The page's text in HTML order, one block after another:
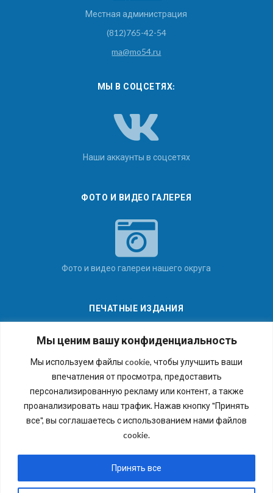
Мы ценим вашу конфиденциальность
Мы используем файлы cookie, чтобы улучшить ваши
впечатления от просмотра, предоставить
персонализированную рекламу или контент, а также
проанализировать наш трафик. Нажав кнопку "Принять
все", вы соглашаетесь с использованием нами файлов
cookie.
Принять все
Местная администрация
(812)765-42-54
ma@mo54.ru
МЫ В СОЦСЕТЯХ:
Наши аккаунты в соцсетях
ФОТО И ВИДЕО ГАЛЕРЕЯ
Фото и видео галереи нашего округа
ПЕЧАТНЫЕ ИЗДАНИЯ
Последние номера наших газет
Copyright © 2026 Внутригородское муниципальное
образование города федерального значения Санкт-
Петербурга муниципальный округ №54. Все права
защищены.